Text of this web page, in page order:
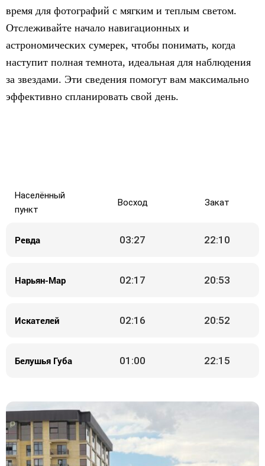
время для фотографий с мягким и теплым светом.
Отслеживайте начало навигационных и
астрономических сумерек, чтобы понимать, когда
наступит полная темнота, идеальная для наблюдения
за звездами. Эти сведения помогут вам максимально
эффективно спланировать свой день.
Населённый
пункт
Восход Закат
Ревда 03:27 22:10
Нарьян-Мар 02:17 20:53
Искателей 02:16 20:52
Белушья Губа 01:00 22:15